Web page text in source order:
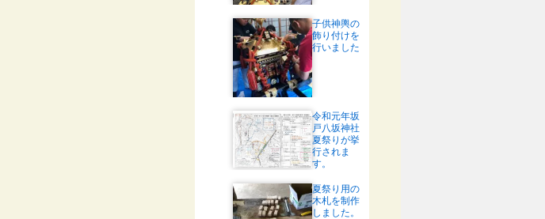
子供神輿の
飾り付けを
行いました
令和元年坂
戸八坂神社
夏祭りが挙
行されま
す。
夏祭り用の
木札を制作
しました。